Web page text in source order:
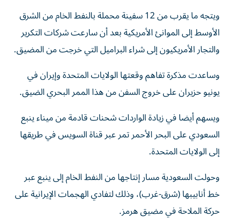
ويتجه ما يقرب من 12 سفينة محملة بالنفط ‌الخام من الشرق
الأوسط إلى الموانئ الأمريكية بعد أن سارعت شركات ⁠التكرير
والتجار الأمريكيون إلى شراء البراميل التي خرجت من المضيق.
وساعدت مذكرة تفاهم وقعتها الولايات المتحدة وإيران في
يونيو حزيران على خروج السفن من هذا الممر البحري الضيق.
ويسهم أيضا في زيادة الواردات شحنات قادمة من ميناء ينبع
السعودي على البحر الأحمر تمر ​عبر قناة السويس في طريقها
إلى الولايات المتحدة.
وحولت السعودية ‌مسار إنتاجها من النفط الخام إلى ينبع عبر
خط أنابيبها (شرق-غرب)، وذلك لتفادي الهجمات الإيرانية على
حركة الملاحة في مضيق هرمز.